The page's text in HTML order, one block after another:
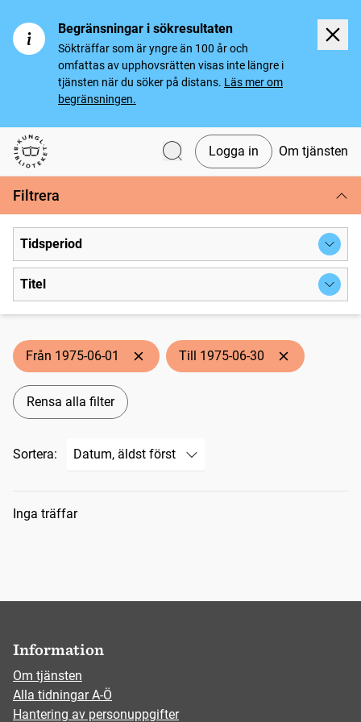
Begränsningar i sökresultaten
Sökträffar som är yngre än 100 år och
omfattas av upphovsrätten visas inte längre i
tjänsten när du söker på distans. Läs mer om
begränsningen.
Svenska tidningar
Logga in Om tjänsten
Filtrera
Tidsperiod
Titel
Från 1975-06-01 Till 1975-06-30
Rensa alla filter
Sortera:
Sökresultat
Inga träffar
Information
Om tjänsten
Alla tidningar A-Ö
Hantering av personuppgifter